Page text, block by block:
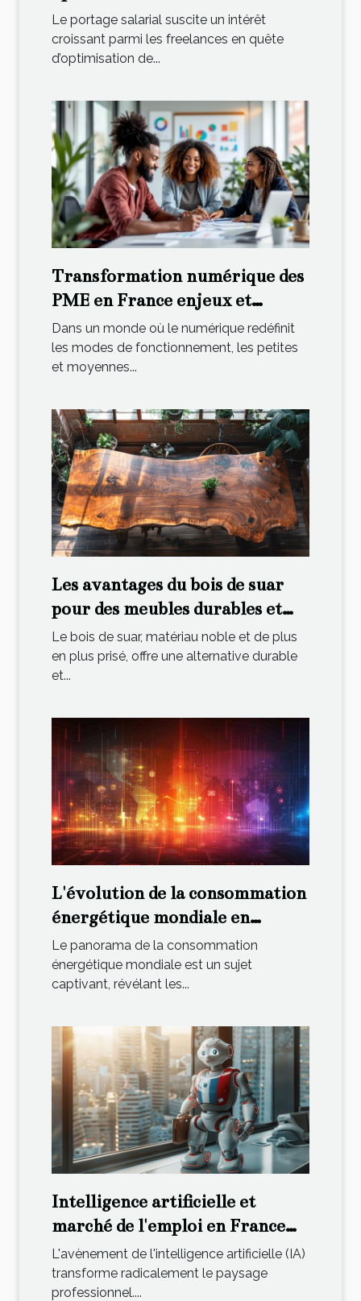
freelances ?
Le portage salarial suscite un intérêt
croissant parmi les freelances en quête
d’optimisation de...
Transformation numérique des
PME en France enjeux et
subventions disponibles
Dans un monde où le numérique redéfinit
les modes de fonctionnement, les petites
et moyennes...
Les avantages du bois de suar
pour des meubles durables et
élégants
Le bois de suar, matériau noble et de plus
en plus prisé, offre une alternative durable
et...
L'évolution de la consommation
énergétique mondiale en
chiffres
Le panorama de la consommation
énergétique mondiale est un sujet
captivant, révélant les...
Intelligence artificielle et
marché de l'emploi en France
Perspectives et défis pour les
professionnels
L'avènement de l'intelligence artificielle (IA)
transforme radicalement le paysage
professionnel....